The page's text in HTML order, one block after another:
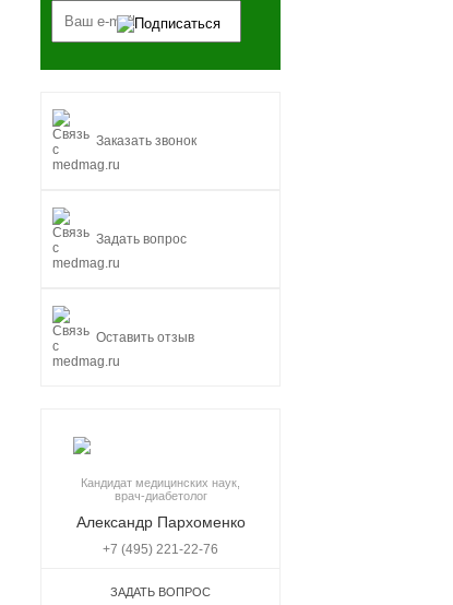
Заказать звонок
Задать вопрос
Оставить отзыв
Кандидат медицинских наук,
врач-диабетолог
Александр Пархоменко
+7 (495) 221-22-76
ЗАДАТЬ ВОПРОС